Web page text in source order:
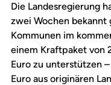
Die Landesregierung
zwei Wochen bekannt
Kommunen im
einem Kraftpaket von
Euro zu unterstützen
Euro aus originären